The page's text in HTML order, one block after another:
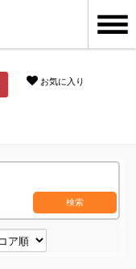
お気に入り
検索